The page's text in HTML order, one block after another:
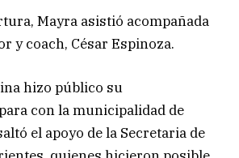
Mayra asistió acompañada
y coach, César Espinoza.
hizo público su
con la municipalidad de
el apoyo de la Secretaria de